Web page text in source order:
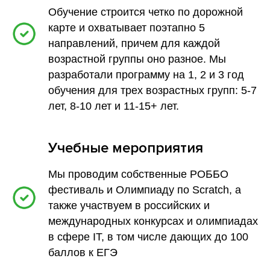
Обучение строится четко по дорожной
карте и охватывает поэтапно 5
направлений, причем для каждой
возрастной группы оно разное. Мы
разработали программу на 1, 2 и 3 год
обучения для трех возрастных групп: 5-7
лет, 8-10 лет и 11-15+ лет.
Учебные мероприятия
Мы проводим собственные РОББО
фестиваль и Олимпиаду по Scratch, а
также участвуем в российских и
международных конкурсах и олимпиадах
в сфере IT, в том числе дающих до 100
баллов к ЕГЭ
«Моя история началась примерно в 2016 году.
Концепция РОББО клуба показалась самой внятной
и самой перспективной. Подкупило то, что она
ничем не ограничена. Полет возможности
и фантазии здесь ничем не был ограничен. Это
стало решающим аргументом в пользу того, что
в апреле 2017 я купил франшизу РОББО КЛУБ, и,
того, что я купил в конце учебного года, но мы уже